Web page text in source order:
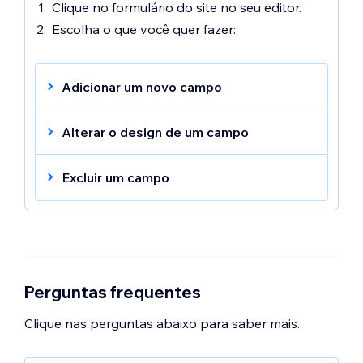
Clique no formulário do site no seu editor.
Escolha o que você quer fazer:
Adicionar um novo campo
de formulários.
esquerda.
Clique no tipo de campo que você
Alterar o design de um campo
Clique emDesign
Clique emCampos do formulário.
Excluir um campo
Clique emEditarpara abrir o criador
Clique no íconeExcluir
Perguntas frequentes
Clique nas perguntas abaixo para saber mais.